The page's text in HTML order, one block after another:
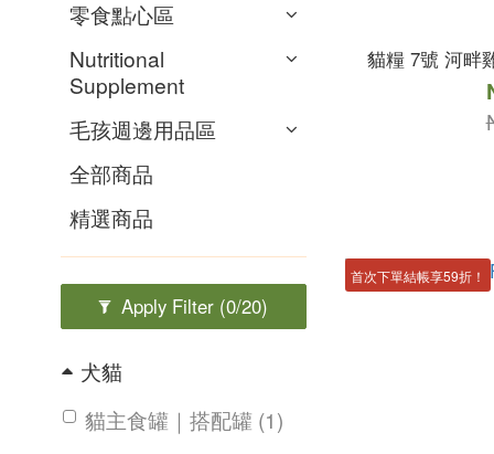
零食點心區
Nutritional
Supplement
毛孩週邊用品區
全部商品
精選商品
Apply Filter (0/20)
犬貓
貓主食罐｜搭配罐 (1)
貓糧 7號 河畔
首次下單結帳享59折！